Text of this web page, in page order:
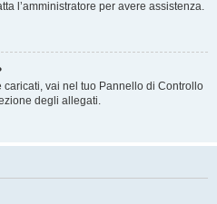
l’amministratore per avere assistenza.
vai nel tuo Pannello di Controllo
degli allegati.